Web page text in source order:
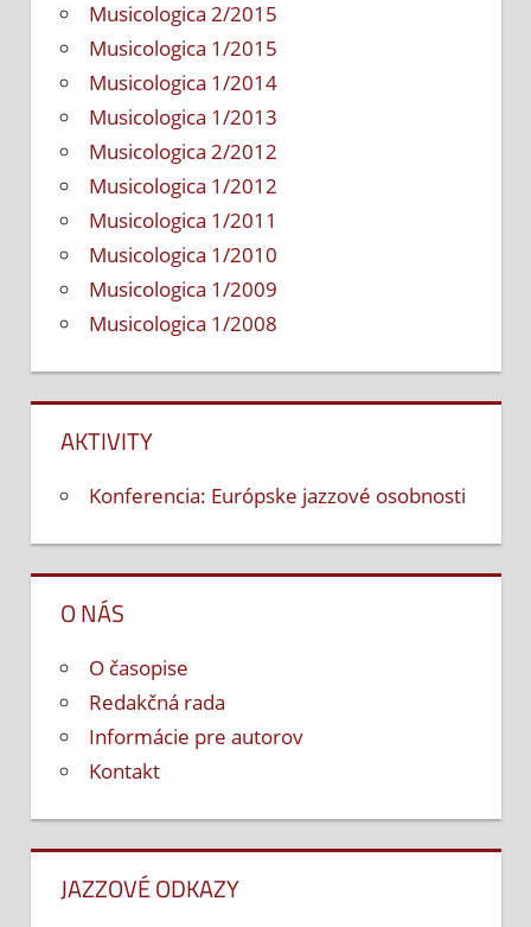
Musicologica 2/2015
Musicologica 1/2015
Musicologica 1/2014
Musicologica 1/2013
Musicologica 2/2012
Musicologica 1/2012
Musicologica 1/2011
Musicologica 1/2010
Musicologica 1/2009
Musicologica 1/2008
AKTIVITY
Konferencia: Európske jazzové osobnosti
O NÁS
O časopise
Redakčná rada
Informácie pre autorov
Kontakt
JAZZOVÉ ODKAZY